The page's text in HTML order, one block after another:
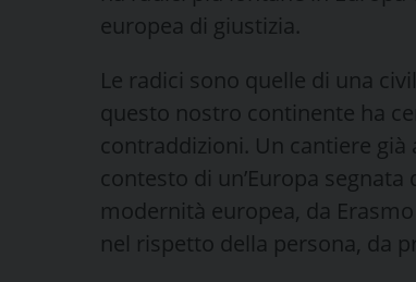
europea di giustizia.
Le radici sono quelle di una
questo nostro continente ha
contraddizioni. Un cantiere
contesto di un’Europa
modernità europea, da
nel rispetto della persona, da